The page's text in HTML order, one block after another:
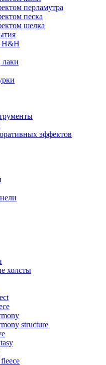
перламутра
песка
шелка
H&H
лаки
эффектов
холсты
structure